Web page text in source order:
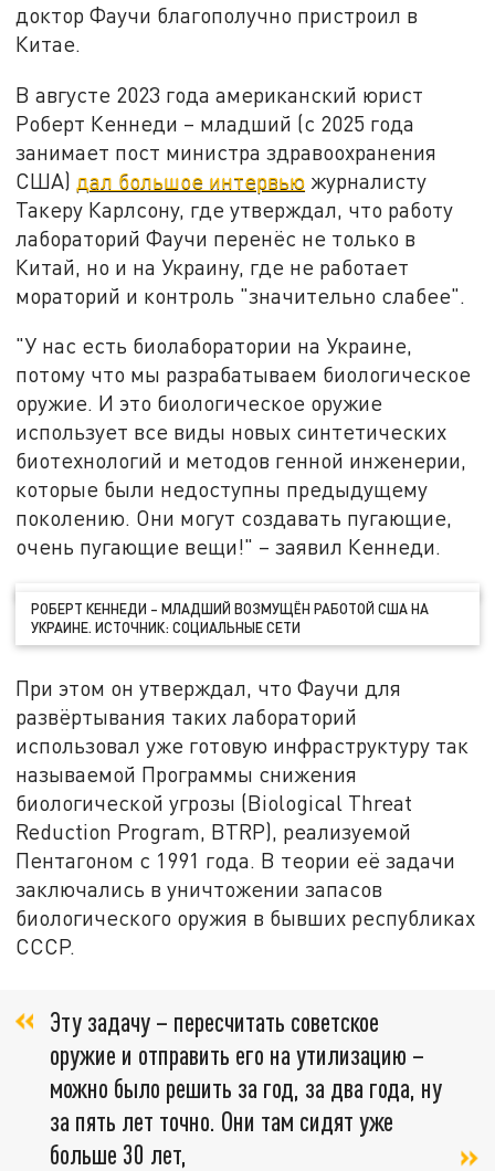
доктор Фаучи благополучно пристроил в
Китае.
В августе 2023 года американский юрист
Роберт Кеннеди – младший (с 2025 года
занимает пост министра здравоохранения
США) дал большое интервью журналисту
Такеру Карлсону, где утверждал, что работу
лабораторий Фаучи перенёс не только в
Китай, но и на Украину, где не работает
мораторий и контроль "значительно слабее".
"У нас есть биолаборатории на Украине,
потому что мы разрабатываем биологическое
оружие. И это биологическое оружие
использует все виды новых синтетических
биотехнологий и методов генной инженерии,
которые были недоступны предыдущему
поколению. Они могут создавать пугающие,
очень пугающие вещи!" – заявил Кеннеди.
РОБЕРТ КЕННЕДИ – МЛАДШИЙ ВОЗМУЩЁН РАБОТОЙ США НА
УКРАИНЕ. ИСТОЧНИК: СОЦИАЛЬНЫЕ СЕТИ
При этом он утверждал, что Фаучи для
развёртывания таких лабораторий
использовал уже готовую инфраструктуру так
называемой Программы снижения
биологической угрозы (Biological Threat
Reduction Program, BTRP), реализуемой
Пентагоном с 1991 года. В теории её задачи
заключались в уничтожении запасов
биологического оружия в бывших республиках
СССР.
Эту задачу – пересчитать советское
оружие и отправить его на утилизацию –
можно было решить за год, за два года, ну
за пять лет точно. Они там сидят уже
больше 30 лет,